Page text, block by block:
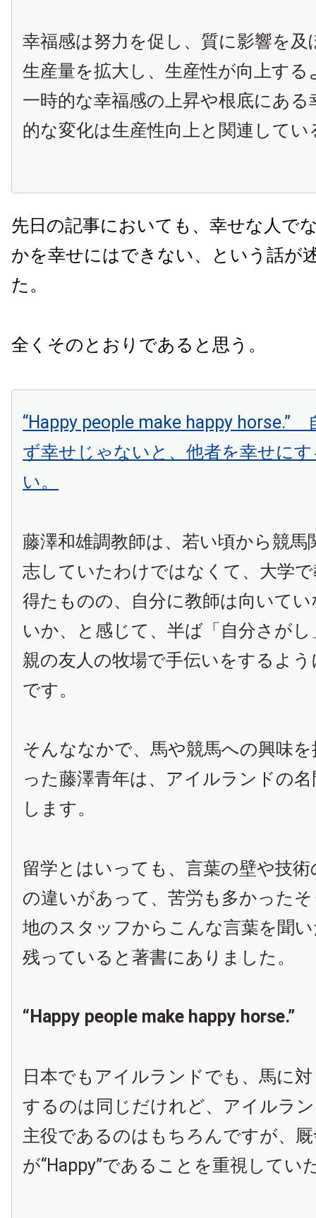
幸福感は努力を促し、質に影響を
生産量を拡大し、生産性が向上す
一時的な幸福感の上昇や根底にある
的な変化は生産性向上と関連してい
先日の記事においても、幸せな人で
かを幸せにはできない、という話が
た。
全くそのとおりであると思う。
“Happy people make happy horse.”
ず幸せじゃないと、他者を幸せに
い。
藤澤和雄調教師は、若い頃から競馬
志していたわけではなくて、大学
得たものの、自分に教師は向いて
いか、と感じて、半ば「自分さが
親の友人の牧場で手伝いをするよ
です。
そんななかで、馬や競馬への興味
った藤澤青年は、アイルランドの
します。
留学とはいっても、言葉の壁や技
の違いがあって、苦労も多かった
地のスタッフからこんな言葉を聞
残っていると著書にありました。
“Happy people make happy horse.”
日本でもアイルランドでも、馬に
するのは同じだけれど、アイルラ
主役であるのはもちろんですが、
が“Happy”であることを重視してい